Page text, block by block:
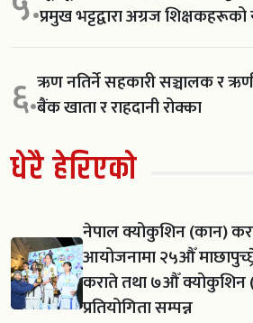
प्रमुख भट्टद्वारा अग्रज
६.ऋण नतिर्ने सहकारी सञ्चालक र
बैंक खाता र राहदानी रोक्का
धेरै हेरिएको
नेपाल क्योकुशिन (कान)
आयोजनामा २५औँ
कराते तथा ७औँ क्योकुशिन
प्रतियोगिता सम्पन्न